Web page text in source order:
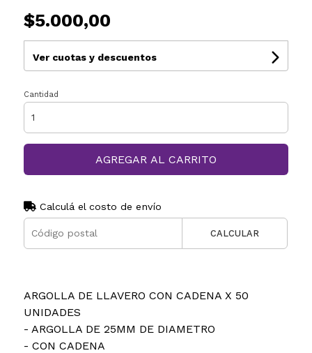
$5.000,00
Ver cuotas y descuentos
Cantidad
AGREGAR AL CARRITO
Calculá el costo de envío
CALCULAR
ARGOLLA DE LLAVERO CON CADENA X 50
UNIDADES
- ARGOLLA DE 25MM DE DIAMETRO
- CON CADENA